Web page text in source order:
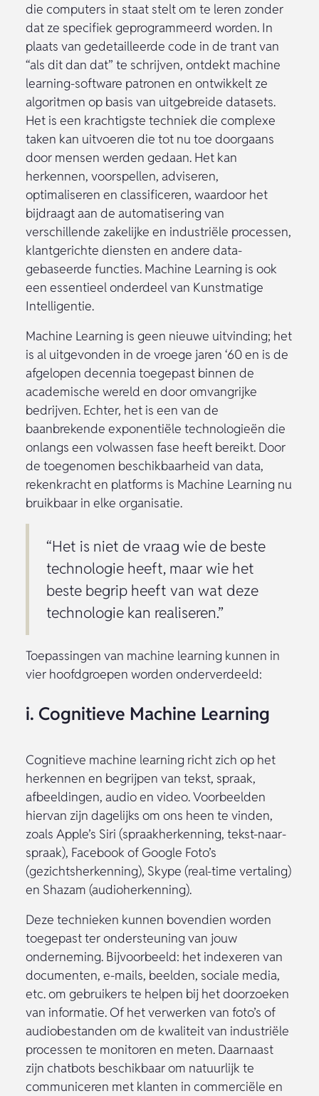
die computers in staat stelt om te leren zonder
dat ze specifiek geprogrammeerd worden. In
plaats van gedetailleerde code in de trant van
“als dit dan dat” te schrijven, ontdekt machine
learning-software patronen en ontwikkelt ze
algoritmen op basis van uitgebreide datasets.
Het is een krachtigste techniek die complexe
taken kan uitvoeren die tot nu toe doorgaans
door mensen werden gedaan. Het kan
herkennen, voorspellen, adviseren,
optimaliseren en classificeren, waardoor het
bijdraagt aan de automatisering van
verschillende zakelijke en industriële processen,
klantgerichte diensten en andere data-
gebaseerde functies. Machine Learning is ook
een essentieel onderdeel van Kunstmatige
Intelligentie.
Machine Learning is geen nieuwe uitvinding; het
is al uitgevonden in de vroege jaren ‘60 en is de
afgelopen decennia toegepast binnen de
academische wereld en door omvangrijke
bedrijven. Echter, het is een van de
baanbrekende exponentiële technologieën die
onlangs een volwassen fase heeft bereikt. Door
de toegenomen beschikbaarheid van data,
rekenkracht en platforms is Machine Learning nu
bruikbaar in elke organisatie.
“Het is niet de vraag wie de beste
technologie heeft, maar wie het
beste begrip heeft van wat deze
technologie kan realiseren.”
Toepassingen van machine learning kunnen in
vier hoofdgroepen worden onderverdeeld:
i. Cognitieve Machine Learning
Cognitieve machine learning richt zich op het
herkennen en begrijpen van tekst, spraak,
afbeeldingen, audio en video. Voorbeelden
hiervan zijn dagelijks om ons heen te vinden,
zoals Apple’s Siri (spraakherkenning, tekst-naar-
spraak), Facebook of Google Foto’s
(gezichtsherkenning), Skype (real-time vertaling)
en Shazam (audioherkenning).
Deze technieken kunnen bovendien worden
toegepast ter ondersteuning van jouw
onderneming. Bijvoorbeeld: het indexeren van
documenten, e-mails, beelden, sociale media,
etc. om gebruikers te helpen bij het doorzoeken
van informatie. Of het verwerken van foto’s of
audiobestanden om de kwaliteit van industriële
processen te monitoren en meten. Daarnaast
zijn chatbots beschikbaar om natuurlijk te
communiceren met klanten in commerciële en